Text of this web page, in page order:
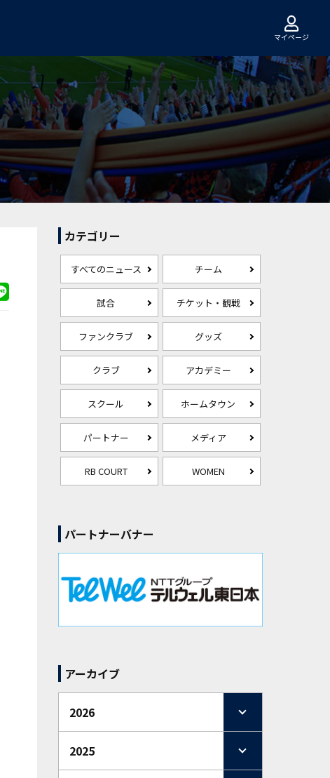
マイページ
カテゴリー
すべてのニュース チーム
試合 チケット・観戦
ファンクラブ グッズ
クラブ アカデミー
スクール ホームタウン
パートナー メディア
RB COURT WOMEN
パートナーバナー
アーカイブ
2026
2025